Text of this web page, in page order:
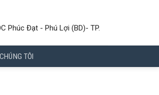
Phúc Đạt - Phú Lợi (BD)- TP.
TÔI